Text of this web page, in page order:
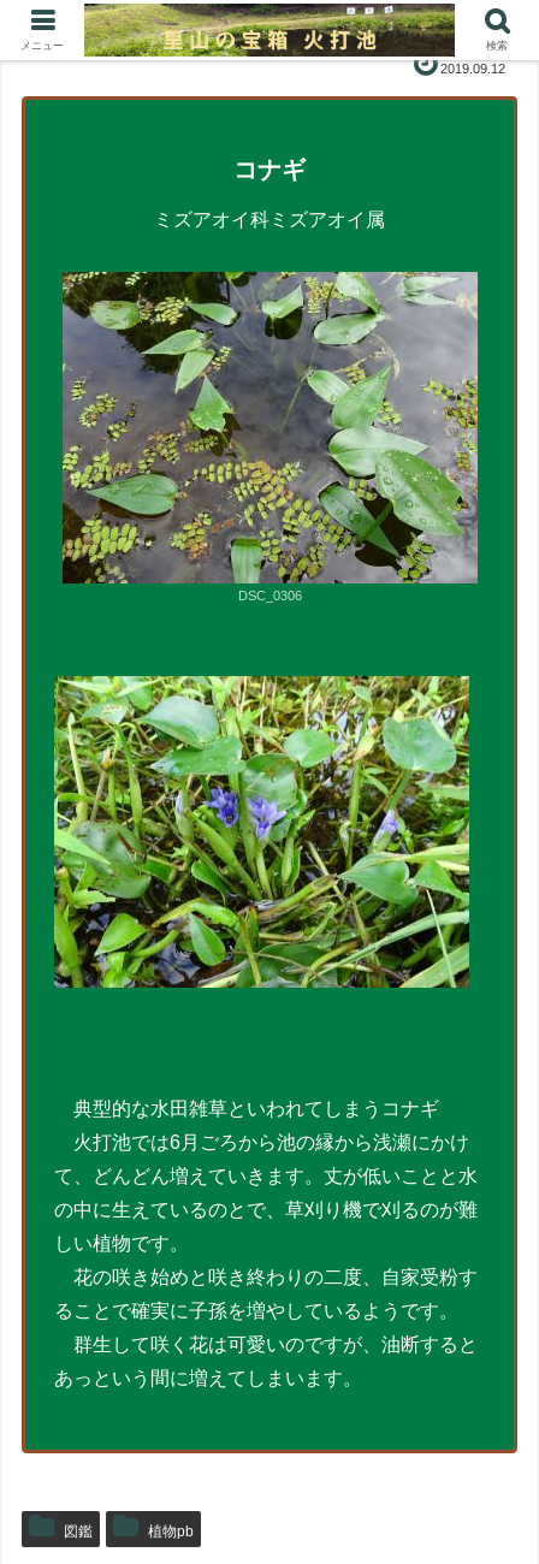
2019.09.12
コナギ
ミズアオイ科ミズアオイ属
DSC_0306
典型的な水田雑草といわれてしまうコナギ
火打池では6月ごろから池の縁から浅瀬にかけ
て、どんどん増えていきます。丈が低いことと水
の中に生えているのとで、草刈り機で刈るのが難
しい植物です。
花の咲き始めと咲き終わりの二度、自家受粉す
ることで確実に子孫を増やしているようです。
群生して咲く花は可愛いのですが、油断すると
あっという間に増えてしまいます。
図鑑 植物pb
メニュー 検索